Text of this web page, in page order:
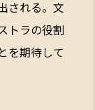
される。文
トラの役割
を期待して